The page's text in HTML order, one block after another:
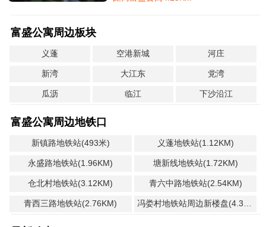
富盛公寓周边板块
义蓬 空港新城 河庄
新湾 大江东 党湾
瓜沥 临江 下沙沿江
富盛公寓周边地铁口
新镇路地铁站(493米) 义蓬地铁站(1.12KM)
永盛路地铁站(1.96KM) 塘新线地铁站(1.72KM)
仓北村地铁站(3.12KM) 青六中路地铁站(2.54KM)
青西三路地铁站(2.76KM)